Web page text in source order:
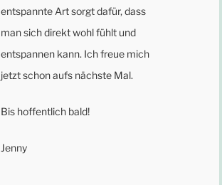
entspannte Art sorgt dafür, dass
man sich direkt wohl fühlt und
entspannen kann. Ich freue mich
jetzt schon aufs nächste Mal.
Bis hoffentlich bald!
Jenny